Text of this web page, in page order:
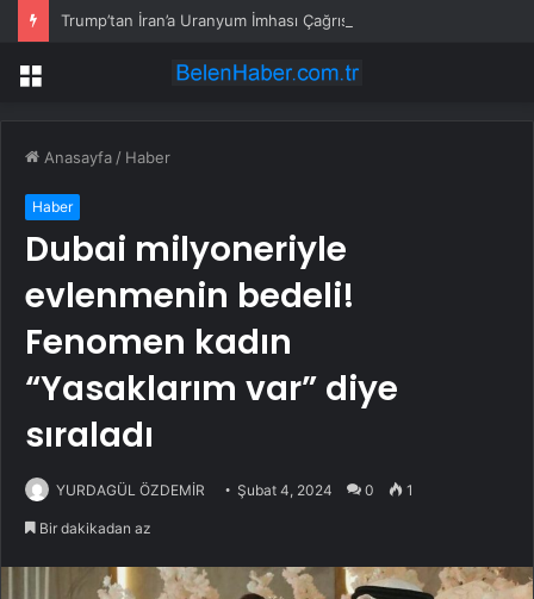
Trump’tan İran’a Uranyum İmhası Çağrısı
Menü
Anasayfa / Haber
Haber
Dubai milyoneriyle
evlenmenin bedeli!
Fenomen kadın
“Yasaklarım var” diye
sıraladı
YURDAGÜL ÖZDEMİR Şubat 4, 2024 0 1
Bir dakikadan az